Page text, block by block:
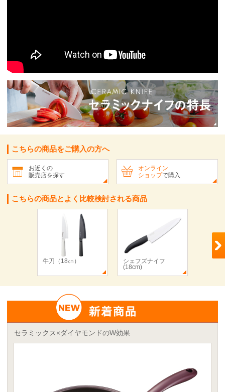
こちらの商品をご購入の方へ
お近くの
販売店を探す
オンライン
ショップで購入
こちらの商品とよく比較検討される商品
牛刀（18㎝）
シェフズナイフ
(18cm)
セラミックス×ダイヤモンドのW効果